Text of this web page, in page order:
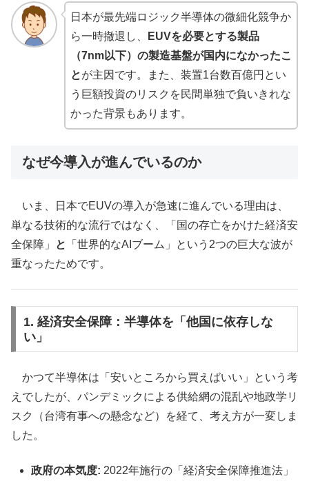
日本が最先端ロジック半導体の微細化競争か
ら一時撤退し、
EUVを必要とする製品
（7nm以下）の製造基盤が国内になかったこ
とが主因です。また、装置1台数百億円とい
う巨額投資のリスクを民間単独で負いきれな
かった背景もあります。
なぜ今導入が進んでいるのか
いま、日本でEUVの導入が急速に進んでいる理由は、
単なる技術的な流行ではなく、「国の存亡をかけた経済安
全保障」
と
「世界的なAIブーム」という2つの巨大な波が
重なったためです。
1. 経済安全保障：半導体を「他国に依存しな
い」
かつて半導体は「安いところから買えばいい」という考
えでしたが、パンデミックによる供給網の混乱や地政学リ
スク（台湾有事への懸念など）を経て、考え方が一変しま
した。
政府の本気度: 2022年施行の「経済安全保障推進法」